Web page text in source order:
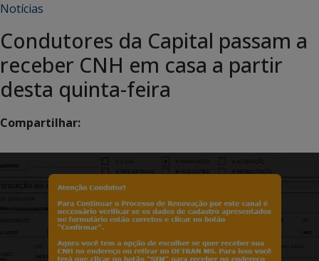
Notícias
Condutores da Capital passam a
receber CNH em casa a partir
desta quinta-feira
Compartilhar: